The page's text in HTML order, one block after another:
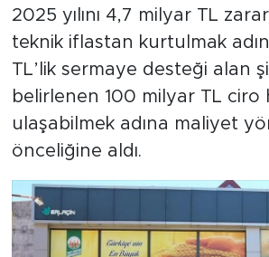
2025 yılını 4,7 milyar TL
teknik iflastan kurtulmak
TL’lik sermaye desteği alan
belirlenen 100 milyar TL ciro
ulaşabilmek adına maliyet
önceliğine aldı.